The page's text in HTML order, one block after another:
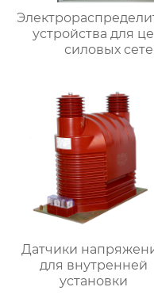
устройства для
силовых
Датчики
для внутренней
установки